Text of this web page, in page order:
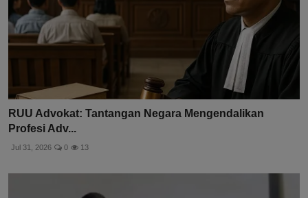
RUU Advokat: Tantangan Negara Mengendalikan
Profesi Adv...
Jul 31, 2026 0 13